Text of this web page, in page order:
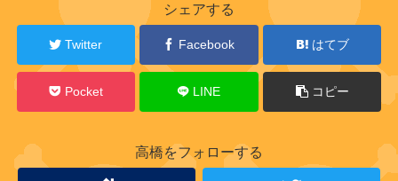
ー
ジ
ェ
シェアする
Twitter Facebook はてブ
Pocket LINE コピー
高橋をフォローする